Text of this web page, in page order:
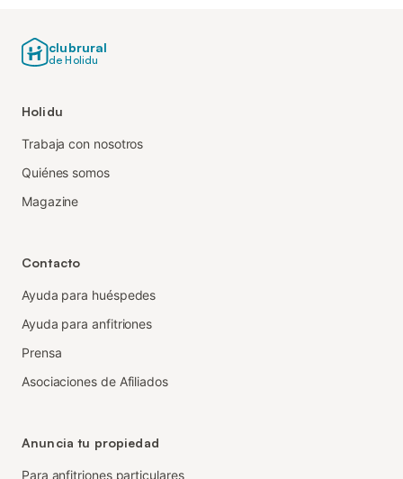
clubrural
de Holidu
Holidu
Trabaja con nosotros
Quiénes somos
Magazine
Contacto
Ayuda para huéspedes
Ayuda para anfitriones
Prensa
Asociaciones de Afiliados
Anuncia tu propiedad
Para anfitriones particulares